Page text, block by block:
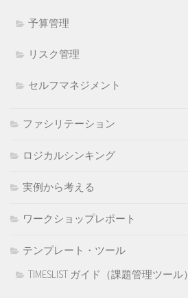
予算管理
リスク管理
セルフマネジメント
ファシリテーション
ロジカルシンキング
実例から考える
ワークショップレポート
テンプレート・ツール
TIMESLIST ガイド（課題管理ツール）